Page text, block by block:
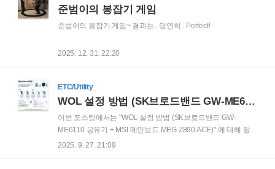
준범이의 봉잡기 게임
준범이의 봉잡기 게임~ 결과는.. 당연히.. Perfect!
2025. 12. 31. 22:20
ETC/Utility
WOL 설정 방법 (SK브로드밴드 GW-ME6110 공유기 + MSI 메인보드 MEG Z890 ACE)
이번 포스팅에서는 "WOL 설정 방법 (SK브로드밴드 GW-
ME6110 공유기 + MSI 메인보드 MEG Z890 ACE)" 에 대해 알
아보겠습니다. 먼저 WOL (Wake on LAN) 에 대해 설명을 드려
2025. 9. 27. 21:09